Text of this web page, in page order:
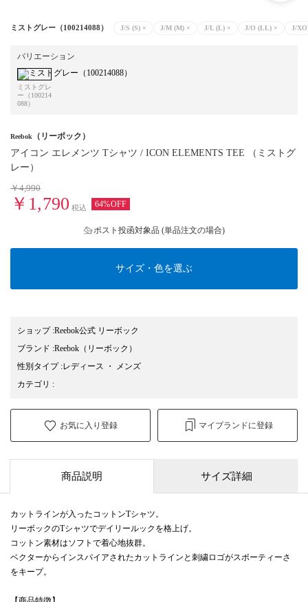
ミストグレー（100214088） J/S (S) × J/M (M) × J/L (L) × J/O (LL) × J/
バリエーション
ミストグレ
ー（100214
088）
Reebok （リーボック）
アイコン エレメンツ Tシャツ / ICON ELEMENTS TEE （ミストグ
レー）
￥4,990
￥1,790 税込 64%OFF
ポスト投函対象品 (単品注文の場合)
サイズ・色を選ぶ
ショップ:Reebok公式 リーボック
ブランド :Reebok （リーボック）
性別タイプ:レディース ・
メンズ
カテゴリ :
お気に入り登録 マイブランドに登録
商品説明 サイズ詳細
カットラインが入ったコットンTシャツ。
リーボックのTシャツでデイリールックを格上げ。
コットン素材はソフトで着心地抜群。
ベクターからインスパイアされたカットラインと刺繍ロゴがスポーティーさ
をキープ。